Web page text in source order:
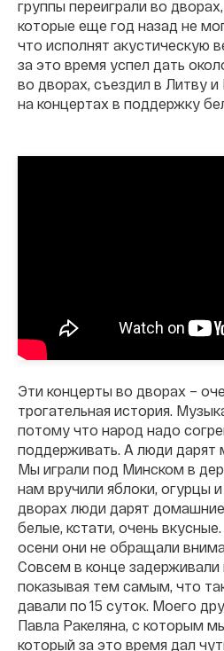
группы переиграли во
которые еще год назад не
что исполнят акустическую
за это время успел дать
во дворах, съездил в Литву
на концертах в поддержку
Эти концерты во дворах –
трогательная история.
потому что народ надо
поддерживать. А люди дарят
Мы играли под Минском в
нам вручили яблоки, огурцы
дворах люди дарят
белые, кстати, очень
осени они не обращали
Совсем в конце задерживали
показывая тем самым, что
давали по 15 суток. Моего
Павла Ракеляна, с которым
который за это время дал